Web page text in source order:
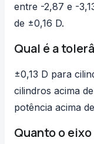
entre -2,87 e -
de ±0,16 D.
Qual é a
±0,13 D para
cilindros acima
potência acima
Quanto o